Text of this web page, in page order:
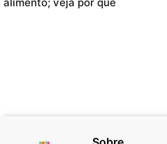
alimento; veja por quê